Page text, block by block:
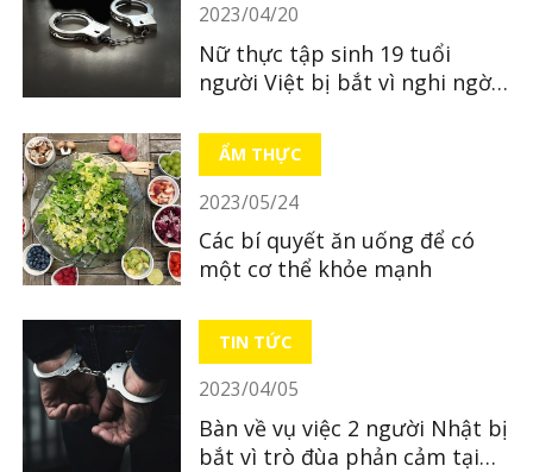
2023/04/20
Nữ thực tập sinh 19 tuổi
người Việt bị bắt vì nghi ngờ
ẨM THỰC
2023/05/24
Các bí quyết ăn uống để có
một cơ thể khỏe mạnh
TIN TỨC
2023/04/05
Bàn về vụ việc 2 người Nhật bị
bắt vì trò đùa phản cảm tại